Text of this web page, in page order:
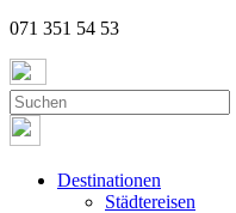
071 351 54 53
Destinationen
Städtereisen